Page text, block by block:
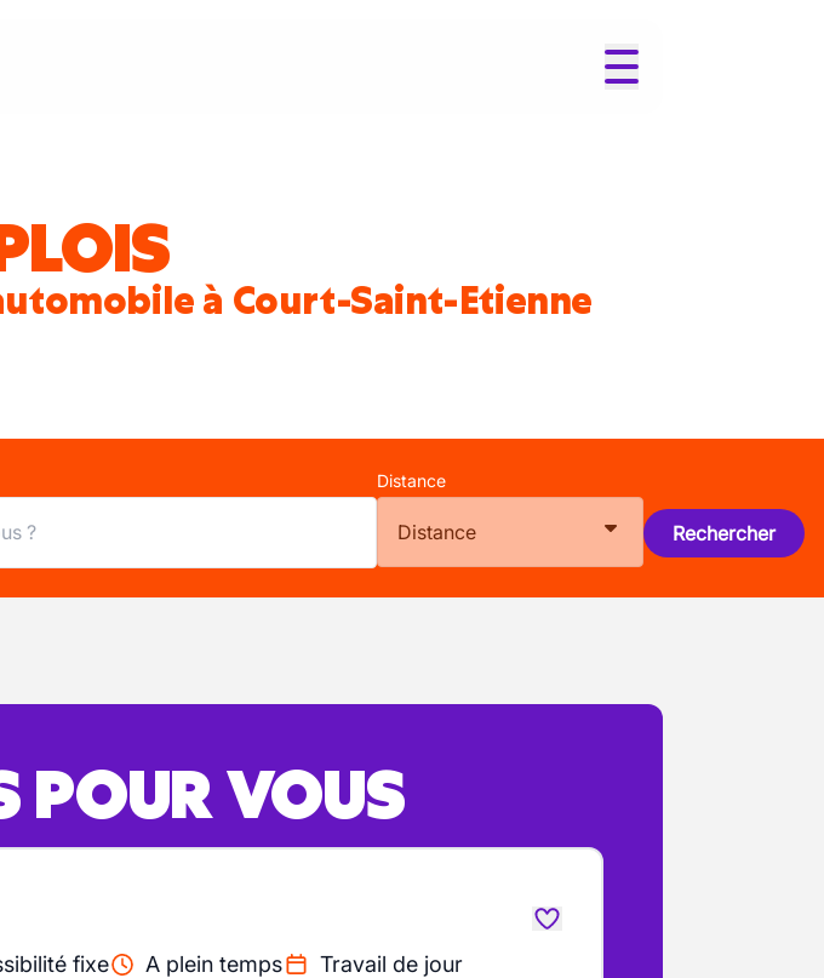
à Court-Saint-Etienne
Distance
Distance Rechercher
POUR VOUS
fixe A plein temps Travail de jour